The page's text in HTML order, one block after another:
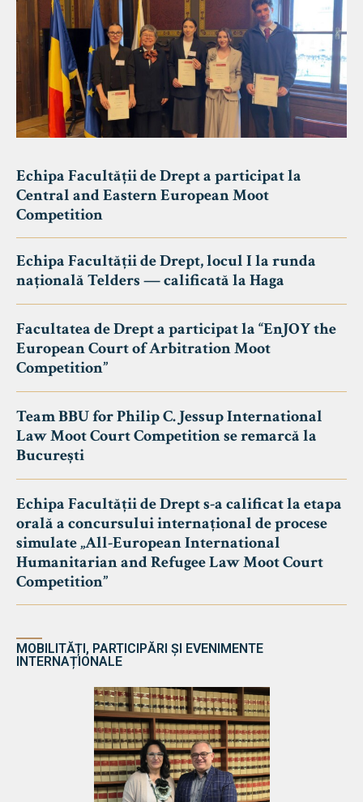
Echipa Facultății de Drept a participat la
Central and Eastern European Moot
Competition
Echipa Facultății de Drept, locul I la runda
națională Telders — calificată la Haga
Facultatea de Drept a participat la “EnJOY the
European Court of Arbitration Moot
Competition”
Team BBU for Philip C. Jessup International
Law Moot Court Competition se remarcă la
București
Echipa Facultății de Drept s-a calificat la etapa
orală a concursului internațional de procese
simulate „All-European International
Humanitarian and Refugee Law Moot Court
Competition”
MOBILITĂȚI, PARTICIPĂRI ȘI EVENIMENTE
INTERNAȚIONALE